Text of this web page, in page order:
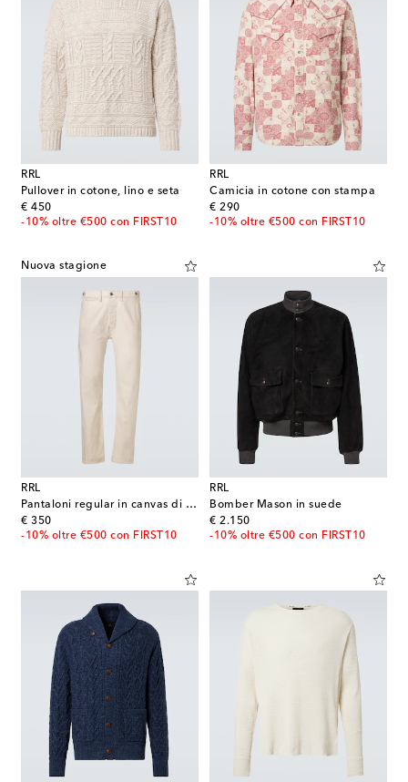
RRL
Pullover in cotone, lino e seta
€ 450
original price
-10% oltre €500 con FIRST10
RRL
Camicia in cotone con stampa
€ 290
original price
-10% oltre €500 con FIRST10
Nuova stagione
RRL
Pantaloni regular in canvas di cotone
€ 350
original price
-10% oltre €500 con FIRST10
RRL
Bomber Mason in suede
€ 2.150
original price
-10% oltre €500 con FIRST10